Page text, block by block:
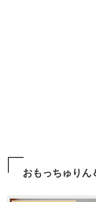
おもっちゅりん